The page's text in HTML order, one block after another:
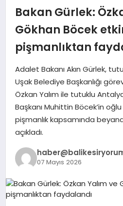
BÜLTEN
DIŞ
Bakan Gürlek:
Gökhan Böcek
pişmanlıktan
Adalet Bakanı Akın Gürlek,
Uşak Belediye Başkanlığı
Özkan Yalım ile tutuklu
Başkanı Muhittin Böcek’in
pişmanlık kapsamında
açıkladı.
07 Mayıs 2026